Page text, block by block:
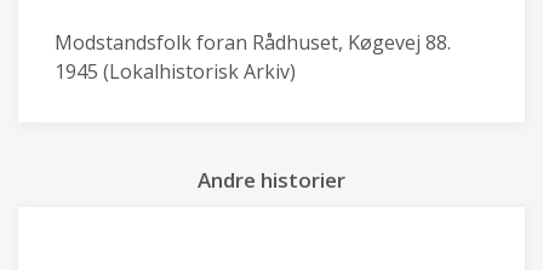
Modstandsfolk foran Rådhuset, Køgevej 88.
1945 (Lokalhistorisk Arkiv)
Andre historier